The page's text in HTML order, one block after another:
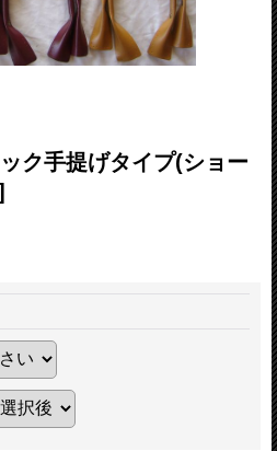
ク手提げタイプ(ショー